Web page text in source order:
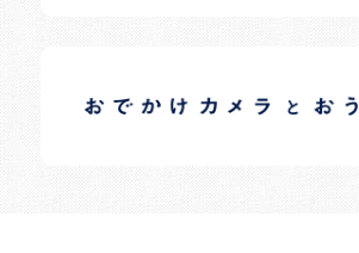
日常の様子など随時更新中です。